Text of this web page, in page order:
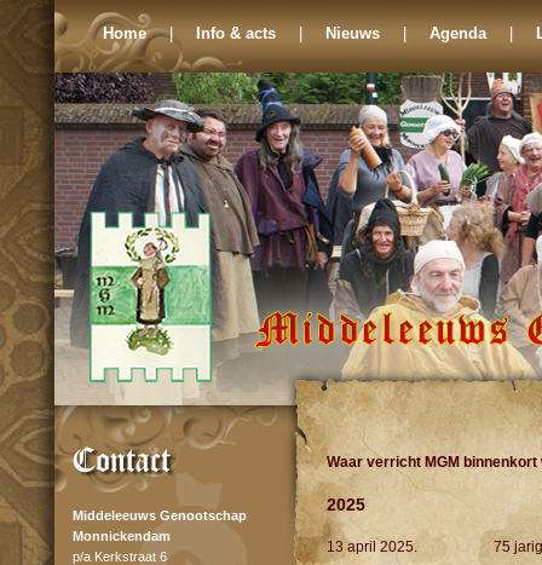
Home | Info & acts Nieuws Agenda
Middeleeuws Genootschap
Monnickendam
p/a Kerkstraat 6
Waar verricht MGM binnenkort
2025
13 april 2025. 75 jarig